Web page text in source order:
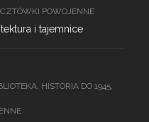
POWOJENNE
i tajemnice
, HISTORIA DO 1945,